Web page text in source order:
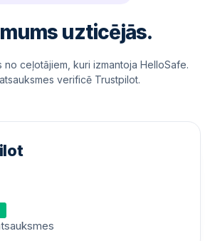
uzticējās.
no ceļotājiem, kuri izmantoja HelloSafe.
verificē Trustpilot.